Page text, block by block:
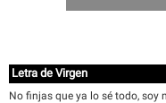
Letra de Virgen
No finjas que ya lo sé todo, soy